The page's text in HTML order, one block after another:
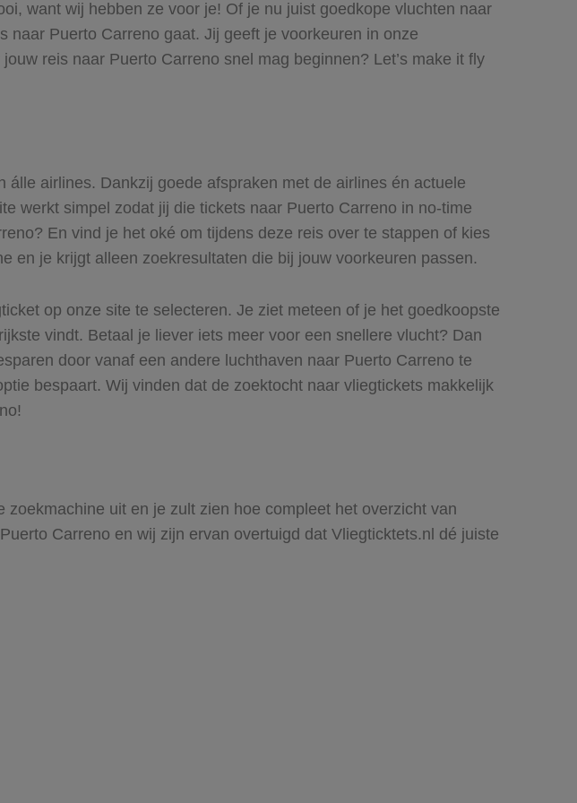
want wij hebben ze voor je! Of je nu juist goedkope vluchten naar
Puerto Carreno gaat. Jij geeft je voorkeuren in onze
reis naar Puerto Carreno snel mag beginnen? Let’s make it fly
airlines. Dankzij goede afspraken met de airlines én actuele
werkt simpel zodat jij die tickets naar Puerto Carreno in no-time
En vind je het oké om tijdens deze reis over te stappen of kies
en je krijgt alleen zoekresultaten die bij jouw voorkeuren passen.
op onze site te selecteren. Je ziet meteen of je het goedkoopste
vindt. Betaal je liever iets meer voor een snellere vlucht? Dan
door vanaf een andere luchthaven naar Puerto Carreno te
bespaart. Wij vinden dat de zoektocht naar vliegtickets makkelijk
uit en je zult zien hoe compleet het overzicht van
Carreno en wij zijn ervan overtuigd dat Vliegticktets.nl dé juiste